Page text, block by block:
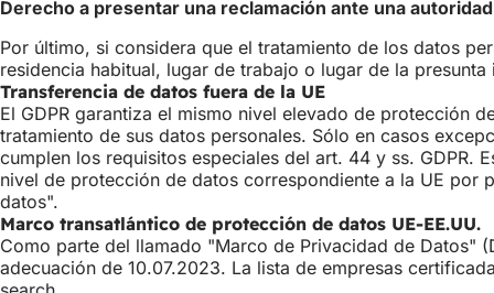
Derecho a presentar una reclamación ante una
Por último, si considera que el tratamiento de los datos
residencia habitual, lugar de trabajo o lugar de la
Transferencia de datos fuera de la UE
El GDPR garantiza el mismo nivel elevado de protección
tratamiento de sus datos personales. Sólo en casos
cumplen los requisitos especiales del art. 44 y ss. GDPR.
nivel de protección de datos correspondiente a la UE por
datos".
Marco transatlántico de protección de datos UE-EE.UU.
Como parte del llamado "Marco de Privacidad de Datos"
adecuación de 10.07.2023. La lista de empresas